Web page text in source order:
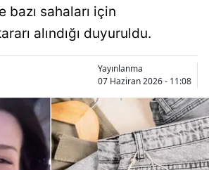
Balıkesir
Bilecik
Bingöl
Bitlis
bazı sahaları için
alındığı duyuruldu.
Yayınlanma
07 Haziran 2026 - 11:08